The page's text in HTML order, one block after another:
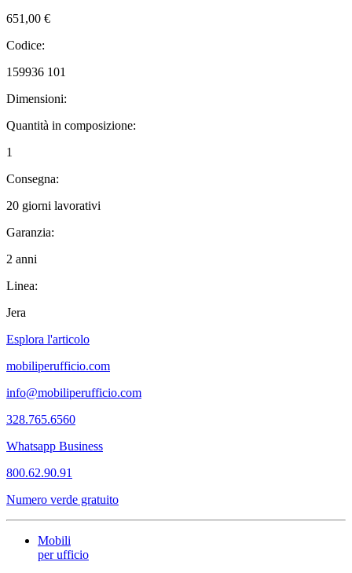
651,00 €
Codice:
159936 101
Dimensioni:
Quantità in composizione:
1
Consegna:
20 giorni lavorativi
Garanzia:
2 anni
Linea:
Jera
Esplora l'articolo
mobiliperufficio.com
info@mobiliperufficio.com
328.765.6560
Whatsapp Business
800.62.90.91
Numero verde gratuito
Mobili
per ufficio